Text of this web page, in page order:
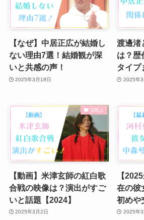
【なぜ】中居正広が結婚し
ない理由7選！結婚観が深
いと共感の声！
2025年3月18日
渡邊渚
は？歴
タイプ
2025年3
芸能人
【動画】米津玄師の紅白歌
合戦の映像は？演出がすご
いと話題【2024】
2025年3月2日
【
在の彼
初めや
2025年3